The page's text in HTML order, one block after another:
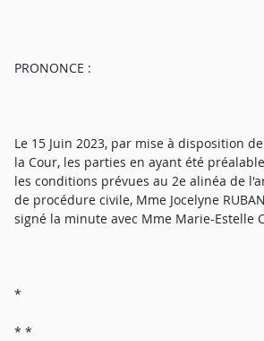
PRONONCE :
Le 15 Juin 2023, par mise à disposition
la Cour, les parties en ayant été
les conditions prévues au 2e alinéa de
de procédure civile, Mme Jocelyne
signé la minute avec Mme Marie-Estelle
*
* *